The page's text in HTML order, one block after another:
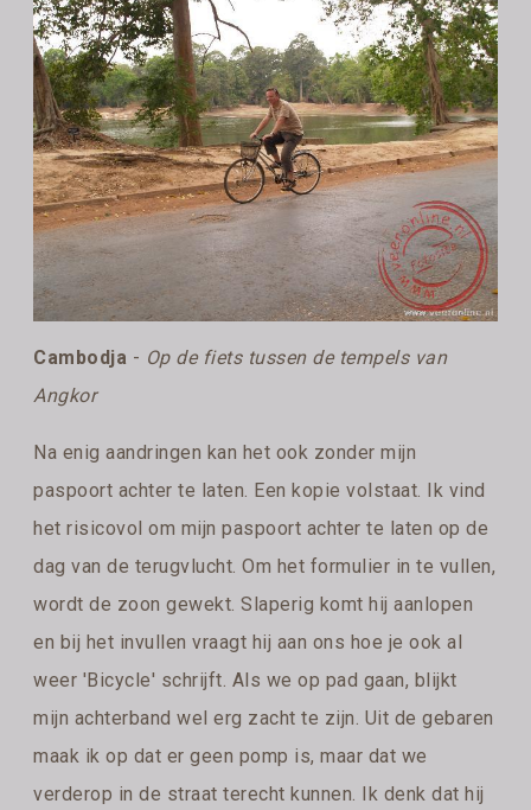
Cambodja - Op de fiets tussen de tempels van
Angkor
Na enig aandringen kan het ook zonder mijn
paspoort achter te laten. Een kopie volstaat. Ik vind
het risicovol om mijn paspoort achter te laten op de
dag van de terugvlucht. Om het formulier in te vullen,
wordt de zoon gewekt. Slaperig komt hij aanlopen
en bij het invullen vraagt hij aan ons hoe je ook al
weer 'Bicycle' schrijft. Als we op pad gaan, blijkt
mijn achterband wel erg zacht te zijn. Uit de gebaren
maak ik op dat er geen pomp is, maar dat we
verderop in de straat terecht kunnen. Ik denk dat hij